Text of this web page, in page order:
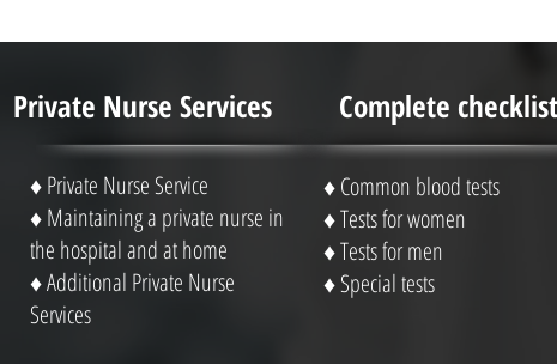
Private Nurse Services
♦ Private Nurse Service
♦ Maintaining a private nurse in
the hospital and at home
♦ Additional Private Nurse
Services
Complete checklist
♦ Common blood tests
♦ Tests for women
♦ Tests for men
♦ Special tests